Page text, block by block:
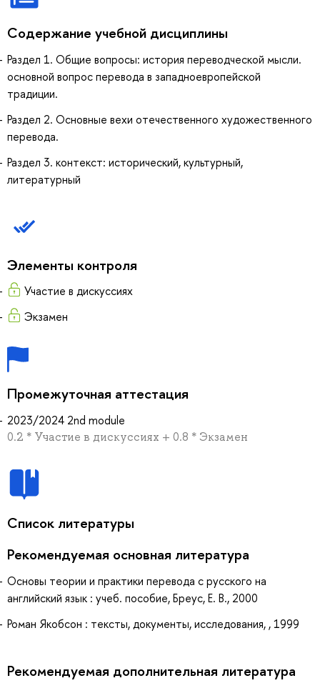
Содержание учебной дисциплины
Раздел 1. Общие вопросы: история переводческой мысли.
основной вопрос перевода в западноевропейской
традиции.
Раздел 2. Основные вехи отечественного художественного
перевода.
Раздел 3. контекст: исторический, культурный,
литературный
Элементы контроля
Участие в дискуссиях
Экзамен
Промежуточная аттестация
2023/2024 2nd module
0.2 * Участие в дискуссиях + 0.8 * Экзамен
Список литературы
Рекомендуемая основная литература
Основы теории и практики перевода с русского на
английский язык : учеб. пособие, Бреус, Е. В., 2000
Роман Якобсон : тексты, документы, исследования, , 1999
Рекомендуемая дополнительная литература